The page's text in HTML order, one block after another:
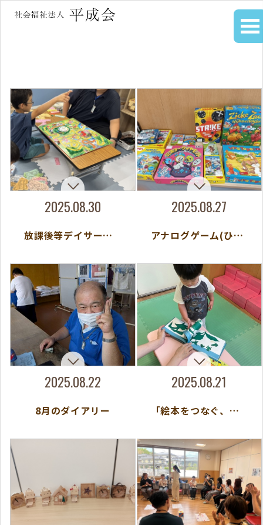
2025.08.30
放課後等デイサービス 「令和の今こそ、アナログゲームで遊ぼう！」
2025.08.27
アナログゲーム(ひろば♪)
2025.08.22
8月のダイアリー
2025.08.21
「絵本をつなぐ、心をつなぐ 〜寄贈絵本を通じて学ぶSDGs〜」